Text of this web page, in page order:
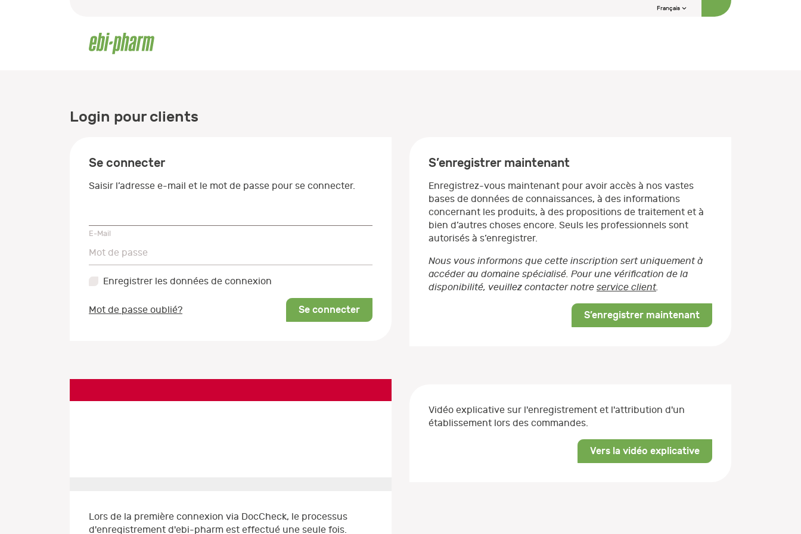
Français
Login pour clients
Se connecter
Saisir l’adresse e-mail et le mot de passe pour se connecter.
E-Mail
Mot de passe
Mot de passe
Enregistrer les données de connexion
Mot de passe oublié? Se connecter
Lors de la première connexion via DocCheck, le processus
d'enregistrement d'ebi-pharm est effectué une seule fois.
S’enregistrer maintenant
Enregistrez-vous maintenant pour avoir accès à nos vastes
bases de données de connaissances, à des informations
concernant les produits, à des propositions de traitement et à
bien d’autres choses encore. Seuls les professionnels sont
autorisés à s’enregistrer.
Nous vous informons que cette inscription sert uniquement à
accéder au domaine spécialisé. Pour une vérification de la
disponibilité, veuillez contacter notre service client.
S’enregistrer maintenant
Vidéo explicative sur l'enregistrement et l'attribution d'un
établissement lors des commandes.
Vers la vidéo explicative